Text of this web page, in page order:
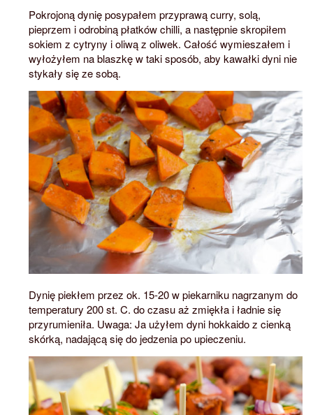
Pokrojoną dynię posypałem przyprawą curry, solą,
pieprzem i odrobiną płatków chilli, a następnie skropiłem
sokiem z cytryny i oliwą z oliwek. Całość wymieszałem i
wyłożyłem na blaszkę w taki sposób, aby kawałki dyni nie
stykały się ze sobą.
Dynię piekłem przez ok. 15-20 w piekarniku nagrzanym do
temperatury 200 st. C. do czasu aż zmiękła i ładnie się
przyrumieniła. Uwaga: Ja użyłem dyni hokkaido z cienką
skórką, nadającą się do jedzenia po upieczeniu.